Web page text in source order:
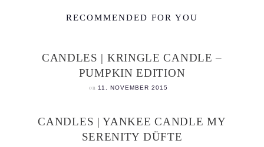
RECOMMENDED FOR YOU
CANDLES | KRINGLE CANDLE –
PUMPKIN EDITION
on 11. NOVEMBER 2015
CANDLES | YANKEE CANDLE MY
SERENITY DÜFTE